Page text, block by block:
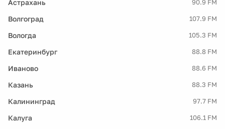
Астрахань 90.9 FM
Волгоград 107.9 FM
Вологда 105.3 FM
Екатеринбург 88.8 FM
Иваново 88.6 FM
Казань 88.3 FM
Калининград 97.7 FM
Калуга 106.1 FM